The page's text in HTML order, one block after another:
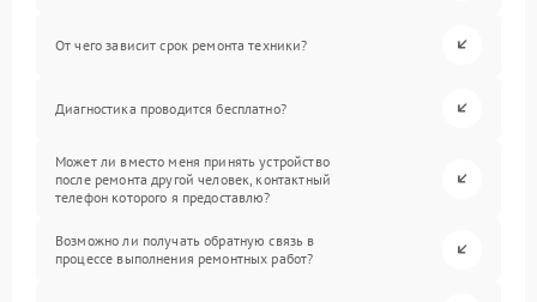
От чего зависит срок ремонта техники?
Диагностика проводится бесплатно?
Может ли вместо меня принять устройство
после ремонта другой человек, контактный
телефон которого я предоставлю?
Возможно ли получать обратную связь в
процессе выполнения ремонтных работ?